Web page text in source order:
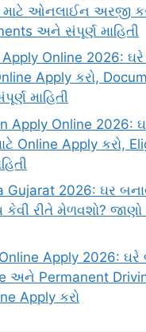
માટે ઓનલાઈન અરજી
અને સંપૂર્ણ માહિતી
Online 2026:
Apply કરો,
માહિતી
Apply Online 2026:
Online Apply કરો,
Gujarat 2026: ઘર
કેવી રીતે મેળવશો?
Apply 2026: ઘરે
અને Permanent
Apply કરો